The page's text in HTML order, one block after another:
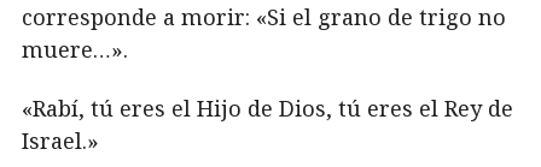
corresponde a morir: «Si el grano de trigo no
muere…».
«Rabí, tú eres el Hijo de Dios, tú eres el Rey de
Israel.»